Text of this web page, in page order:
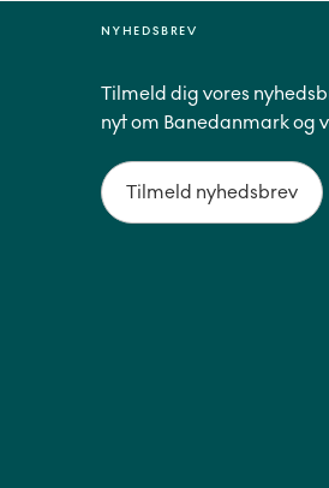
NYHEDSBREV
Tilmeld dig vores
nyt om Banedanmark og
Tilmeld nyhedsbrev